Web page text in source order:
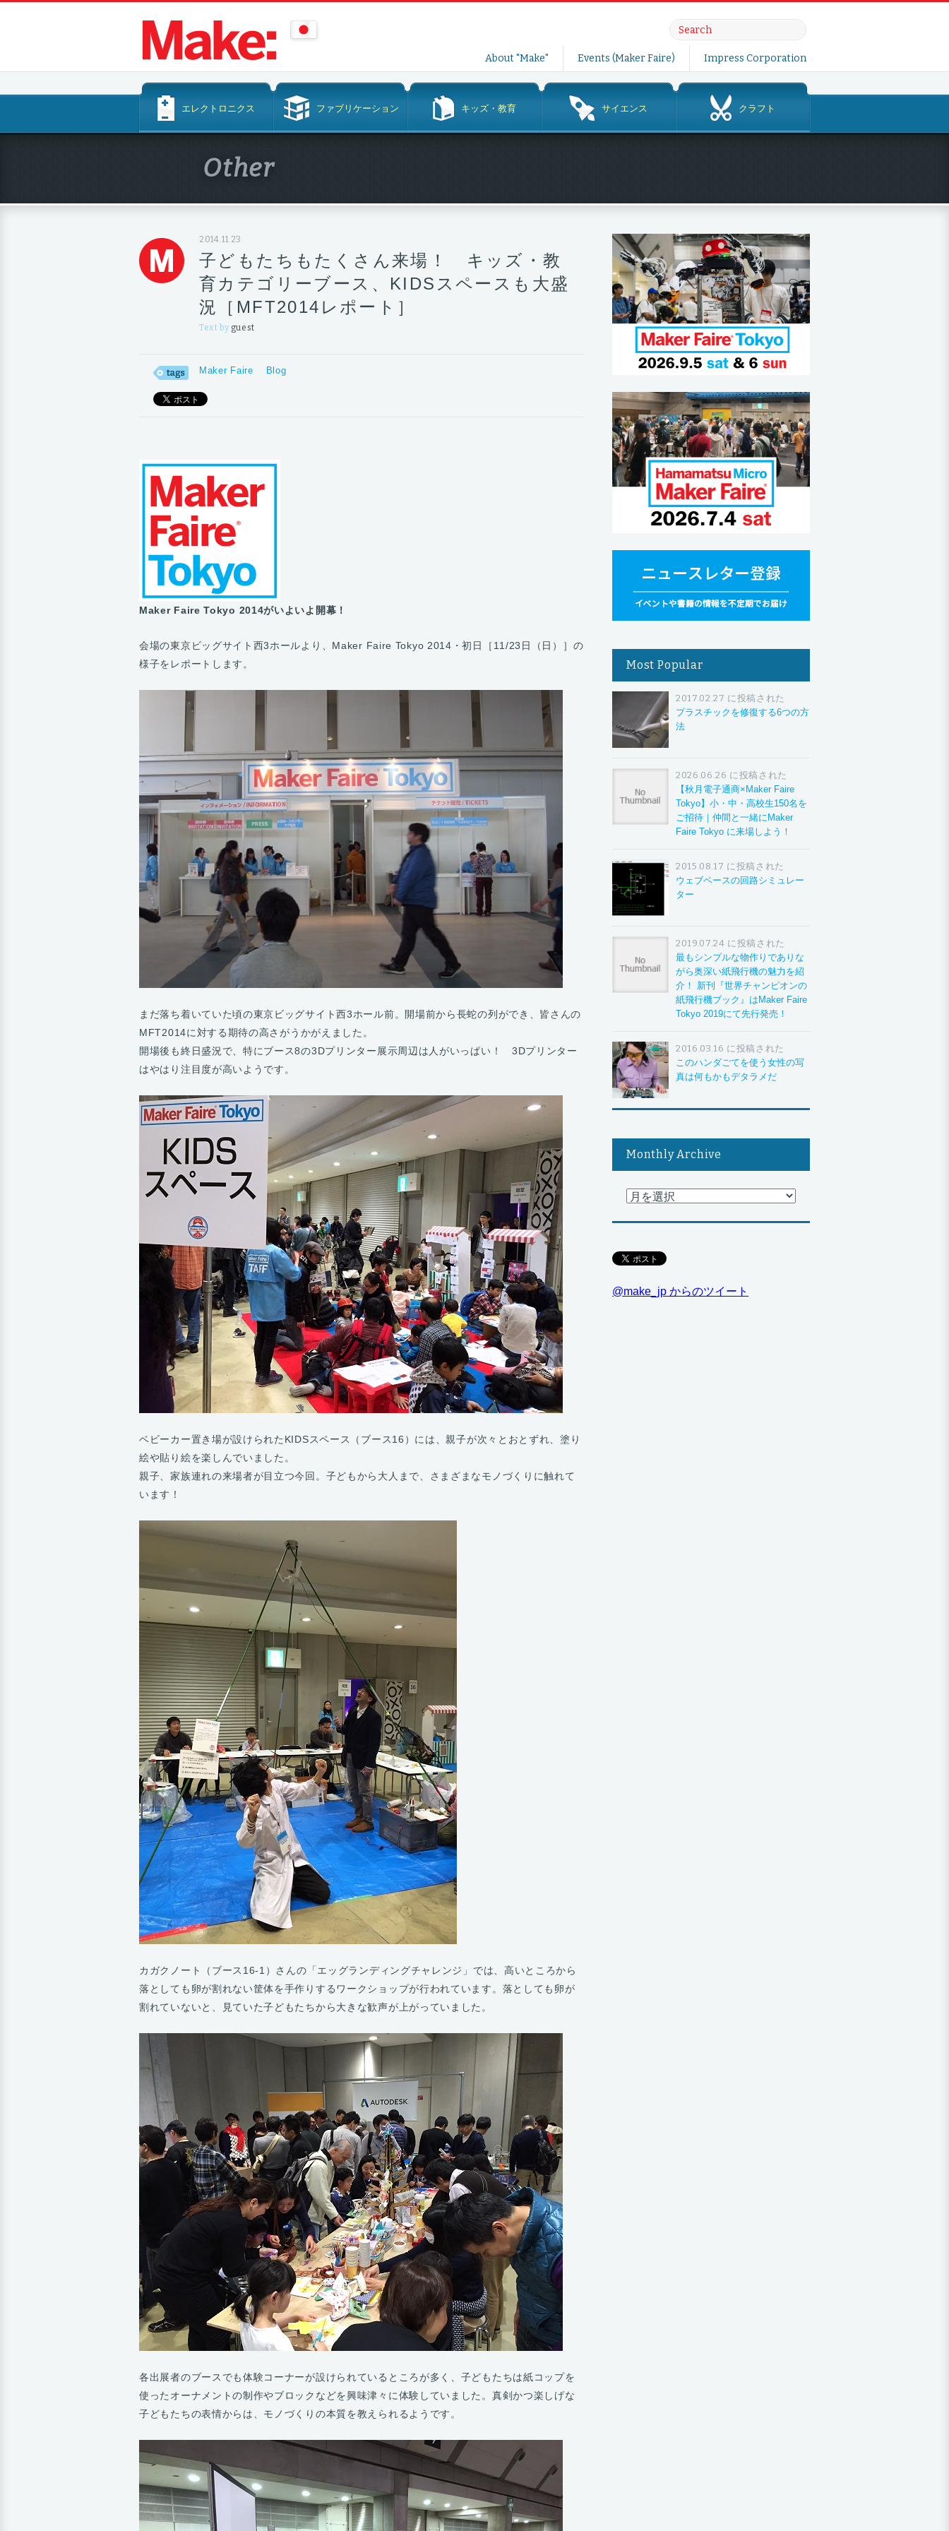
テ
ツ
へ
About "Make" Events (Maker Faire) Impress Corporation
テ
ス
エレクトロニクス ファブリケーション キッズ・教育 サイエンス クラフト
Other
2014.11.23
子どもたちもたくさん来場！ キッズ・教
育カテゴリーブース、KIDSスペースも大盛
況［MFT2014レポート］
Text by guest
Maker Faire Blog
Maker Faire Tokyo 2014がいよいよ開幕！
会場の東京ビッグサイト西3ホールより、Maker Faire Tokyo 2014・初日［11/23日（日）］の
様子をレポートします。
まだ落ち着いていた頃の東京ビッグサイト西3ホール前。開場前から長蛇の列ができ、皆さんの
MFT2014に対する期待の高さがうかがえました。
開場後も終日盛況で、特にブース8の3Dプリンター展示周辺は人がいっぱい！ 3Dプリンター
はやはり注目度が高いようです。
ベビーカー置き場が設けられたKIDSスペース（ブース16）には、親子が次々とおとずれ、塗り
絵や貼り絵を楽しんでいました。
親子、家族連れの来場者が目立つ今回。子どもから大人まで、さまざまなモノづくりに触れて
います！
カガクノート（ブース16-1）さんの「エッグランディングチャレンジ」では、高いところから
落としても卵が割れない筐体を手作りするワークショップが行われています。落としても卵が
割れていないと、見ていた子どもたちから大きな歓声が上がっていました。
各出展者のブースでも体験コーナーが設けられているところが多く、子どもたちは紙コップを
使ったオーナメントの制作やブロックなどを興味津々に体験していました。真剣かつ楽しげな
子どもたちの表情からは、モノづくりの本質を教えられるようです。
Most Popular
2017.02.27 に投稿された
プラスチックを修復する6つの方
法
2026.06.26 に投稿された
【秋月電子通商×Maker Faire
Tokyo】小・中・高校生150名を
ご招待｜仲間と一緒にMaker
Faire Tokyo に来場しよう！
2015.08.17 に投稿された
ウェブベースの回路シミュレー
ター
2019.07.24 に投稿された
最もシンプルな物作りでありな
がら奥深い紙飛行機の魅力を紹
介！ 新刊『世界チャンピオンの
紙飛行機ブック』はMaker Faire
Tokyo 2019にて先行発売！
2016.03.16 に投稿された
このハンダごてを使う女性の写
真は何もかもデタラメだ
Monthly Archive
@make_jp からのツイート